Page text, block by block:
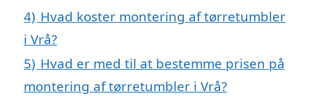
4) Hvad koster montering af tørretumbler
i Vrå?
5) Hvad er med til at bestemme prisen på
montering af tørretumbler i Vrå?